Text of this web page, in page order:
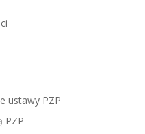
ustawy PZP
PZP